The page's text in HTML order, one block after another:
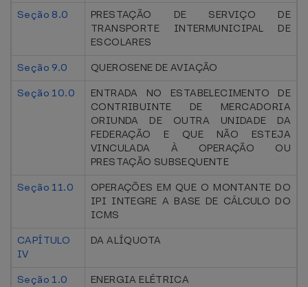
Seção 8.0
PRESTAÇÃO DE SERVIÇO DE
TRANSPORTE INTERMUNICIPAL DE
ESCOLARES
Seção 9.0
QUEROSENE DE AVIAÇÃO
Seção 10.0
ENTRADA NO ESTABELECIMENTO DE
CONTRIBUINTE DE MERCADORIA
ORIUNDA DE OUTRA UNIDADE DA
FEDERAÇÃO E QUE NÃO ESTEJA
VINCULADA À OPERAÇÃO OU
PRESTAÇÃO SUBSEQUENTE
Seção 11.0
OPERAÇÕES EM QUE O MONTANTE DO
IPI INTEGRE A BASE DE CÁLCULO DO
ICMS
CAPÍTULO
IV
DA ALÍQUOTA
Seção 1.0
ENERGIA ELÉTRICA